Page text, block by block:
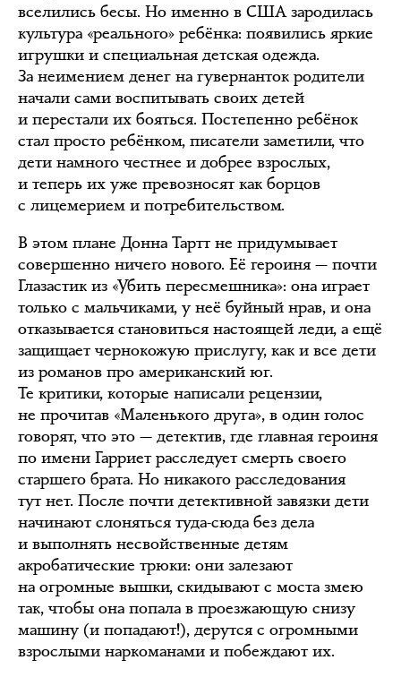
вселились бесы. Но именно в США зародилась
культура «реального» ребёнка: появились яркие
игрушки и специальная детская одежда.
За неимением денег на гувернанток родители
начали сами воспитывать своих детей
и перестали их бояться. Постепенно ребёнок
стал просто ребёнком, писатели заметили, что
дети намного честнее и добрее взрослых,
и теперь их уже превозносят как борцов
с лицемерием и потребительством.
В этом плане Донна Тартт не придумывает
совершенно ничего нового. Её героиня — почти
Глазастик из «Убить пересмешника»: она играет
только с мальчиками, у неё буйный нрав, и она
отказывается становиться настоящей леди, а ещё
защищает чернокожую прислугу, как и все дети
из романов про американский юг.
Те критики, которые написали рецензии,
не прочитав «Маленького друга», в один голос
говорят, что это — детектив, где главная героиня
по имени Гарриет расследует смерть своего
старшего брата. Но никакого расследования
тут нет. После почти детективной завязки дети
начинают слоняться туда-сюда без дела
и выполнять несвойственные детям
акробатические трюки: они залезают
на огромные вышки, скидывают с моста змею
так, чтобы она попала в проезжающую снизу
машину (и попадают!), дерутся с огромными
взрослыми наркоманами и побеждают их.